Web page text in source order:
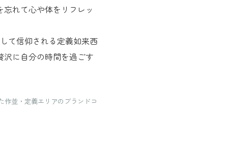
れて心や体をリフレッ
て信仰される定義如来西
に自分の時間を過ごす
並・定義エリアのブランドコ